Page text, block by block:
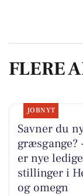
FLERE
JOBNYT
Savner du
græsgange?
er nye ledige
stillinger i
og omegn